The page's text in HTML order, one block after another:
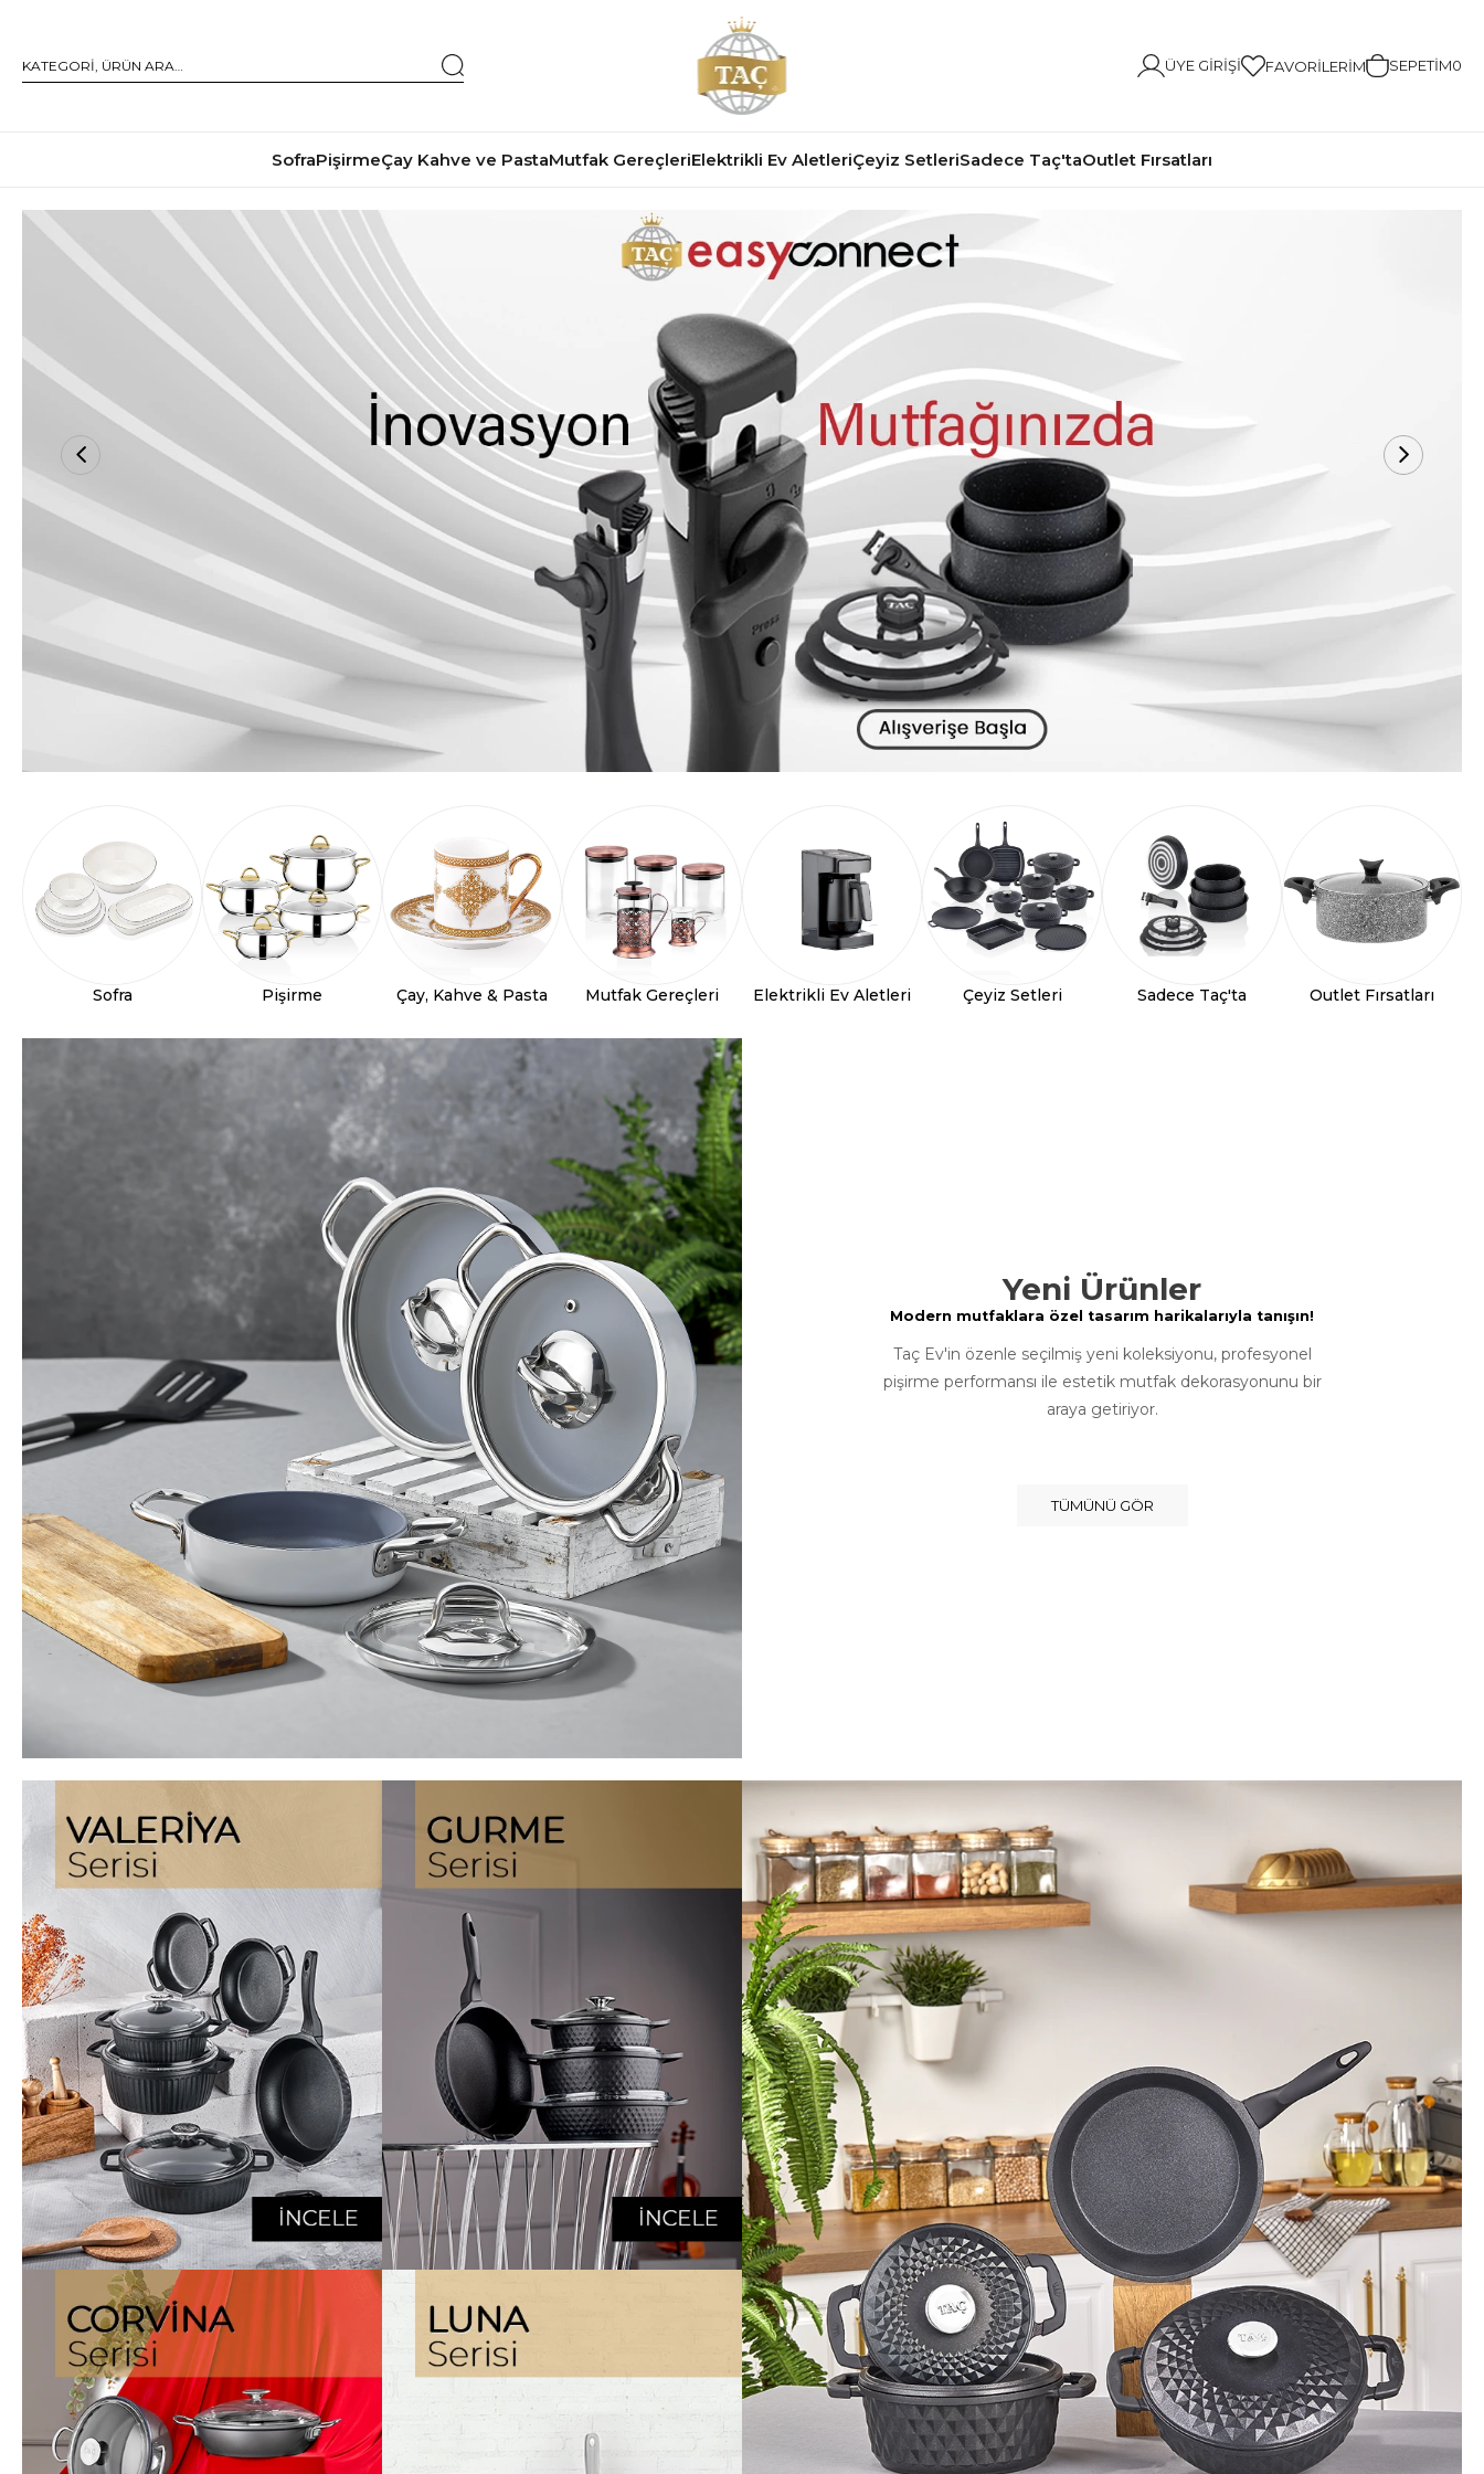
ÜYE GIRIŞI FAVORILERIM SEPETIM0
SofraPişirmeÇay Kahve ve PastaMutfak GereçleriElektrikli Ev AletleriÇeyiz SetleriSadece Taç'taOutlet Fırsatları
Sofra Pişirme Çay, Kahve & Pasta Mutfak Gereçleri Elektrikli Ev Aletleri Çeyiz Setleri Sadece Taç'ta Outlet Fırsatları
Yeni Ürünler
Modern mutfaklara özel tasarım harikalarıyla tanışın!
Taç Ev'in özenle seçilmiş yeni koleksiyonu, profesyonel
pişirme performansı ile estetik mutfak dekorasyonunu bir
araya getiriyor.
TÜMÜNÜ GÖR